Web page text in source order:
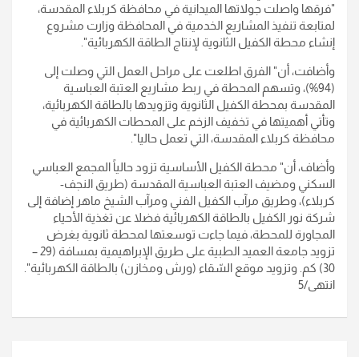
"فرقها واصلت جولاتها الميدانية في محافظة كربلاء المقدسة،
لمتابعة تنفيذ المشاريع الخدمية في المحافظة وزارت مشروع
إنشاء محطة الكفيل الثانوية لإنتاج الطاقة الكهربائية".
وأضافت، أن" الفرق اطلعت على مراحل العمل التي وصلت إلى
(94%)، وتسهم المحطة في ربط مشاريع العتبة العباسية
المقدسة بمحطة الكفيل الثانوية وتزويدها بالطاقة الكهربائية،
وتأتي أهميتها في تخفيف الزخم على المحطات الكهربائية في
محافظة كربلاء المقدسة، التي تعمل حاليا".
وأضاف، أن" محطة الكفيل الأساسية تزود حالياً المجمع العباسي
السكني ومضيف العتبة العباسية المقدسة (طريق النجف-
كربلاء)، وطريق مرآب الكفيل الفني ومرآب الشيخ ماهر إضافة إلى
شركة نور الكفيل بالطاقة الكهربائية فضلا عن تغذية الأحياء
المجاورة للمحطة، فيما جاءت توسعتها لمحطة ثانوية بغرض
تزويد جامعة العميد الطبية على طريق الإبراهيمية بمسافة (29 –
30) كم. وتزويد موقع السّقاء (ورش ومخازن) بالطاقة الكهربائية".
انتهى/5